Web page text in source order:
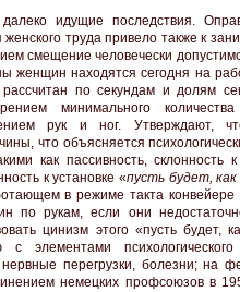
идущие последствия.
женского труда привело также к
смещение человечески
женщин находятся сегодня на
по секундам и долям
минимального
рук и ног. Утверждают,
что объясняется
как пассивность, склонность
к установке «пусть будет,
в режиме такта конвейере
по рукам, если они
цинизм этого «пусть будет,
с элементами
нервные перегрузки, болезни; на
немецких профсоюзов в